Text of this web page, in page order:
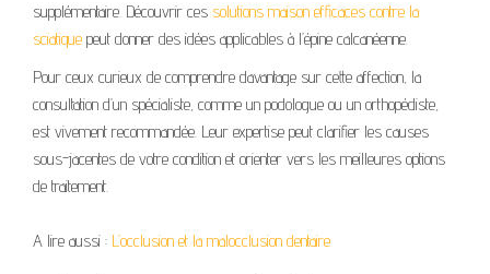
supplémentaire. Découvrir ces solutions maison efficaces contre la
sciatique peut donner des idées applicables à l’épine calcanéenne.
Pour ceux curieux de comprendre davantage sur cette affection, la
consultation d’un spécialiste, comme un podologue ou un orthopédiste,
est vivement recommandée. Leur expertise peut clarifier les causes
sous-jacentes de votre condition et orienter vers les meilleures options
de traitement.
A lire aussi : L’occlusion et la malocclusion dentaire